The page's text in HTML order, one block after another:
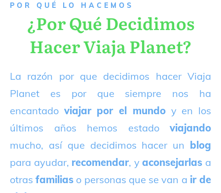
P OR QUÉ LO HACEMOS
¿Por Qué Decidimos
Hacer Viaja Planet?
La razón por que decidimos hacer Viaja
Planet es por que siempre nos ha
encantado viajar por el mundoy en los
últimos años hemos estado viajando
mucho, así que decidimos hacer un blog
para ayudar, recomendar, yaconsejarlas a
otrasfamilias o personas que se van a ir de